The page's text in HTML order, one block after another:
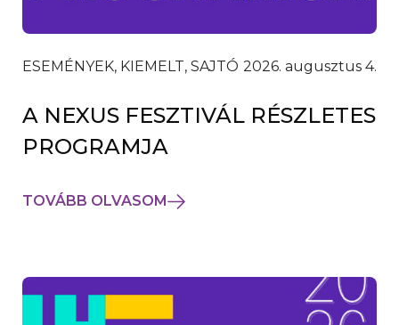
ESEMÉNYEK, KIEMELT, SAJTÓ 2026. augusztus 4.
A NEXUS FESZTIVÁL RÉSZLETES
PROGRAMJA
TOVÁBB OLVASOM